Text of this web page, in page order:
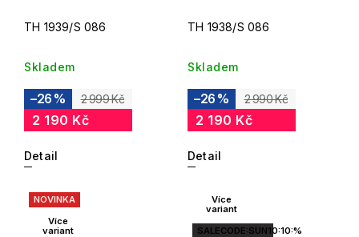
TH 1939/S 086
Skladem
2 999 Kč
–26 %
2 190 Kč
Detail
TH 1938/S 086
Skladem
2 990 Kč
–26 %
2 190 Kč
Detail
NOVINKA
Více
variant
Více
variant
SALECODE:SUN10:10:%